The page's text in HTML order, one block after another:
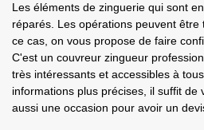
Les éléments de zinguerie qui sont
réparés. Les opérations peuvent être
ce cas, on vous propose de faire
C'est un couvreur zingueur
très intéressants et accessibles à
informations plus précises, il suffit de
aussi une occasion pour avoir un